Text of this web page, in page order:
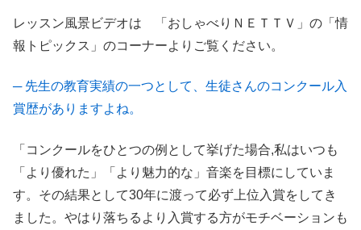
レッスン風景ビデオは 「おしゃべりＮＥＴＴＶ」の「情
報トピックス」のコーナーよりご覧ください。
─ 先生の教育実績の一つとして、生徒さんのコンクール入
賞歴がありますよね。
「コンクールをひとつの例として挙げた場合,私はいつも
「より優れた」「より魅力的な」音楽を目標にしていま
す。その結果として30年に渡って必ず上位入賞をしてき
ました。やはり落ちるより入賞する方がモチベーションも